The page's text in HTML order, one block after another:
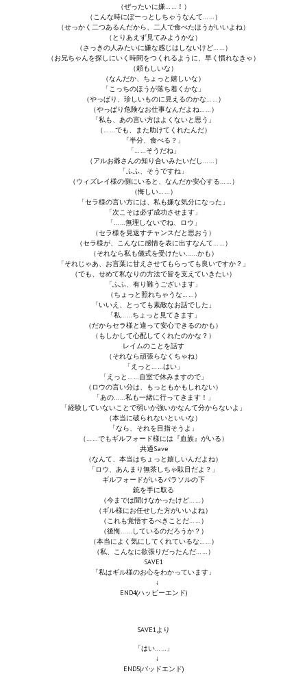
Nekopara Vol3 (Rus Version)（ぜったいに嫌……！）
（こんな時にぼーっとしちゃうなんて……）
（せっかく二つあるんだから、二人で食べたほうがいいよね）
（とりあえず見てみようかな）
（さっきの人みたいに嫌な感じはしないけど……）
（お兄ちゃんを探しにいく時間をつくれるように、早く慣れなきゃ）
（頼もしいな）
（なんだか、ちょっと嬉しいな）
「こっちのほうが落ち着くかな」
（やっぱり、珍しいものに見えるのかな……）
（やっぱり危険なお仕事なんだよね……）
「私も、あの言い方はよくないと思う」
（……でも、また助けてくれたんだ）
「半分、食べる？」
「……そうだね」
（アルお爺さんの知り合いみたいだし……）
「ふふ、そうですね」
（ウィズレイ様の側にいると、なんだか安心する……）
（悔しい……）
「セラ様の言い方には、私も嫌な気分になった」
「次こそは必ず成功させます」
「……無理しないでね、ロウ」
（セラ様を見返すチャンスだと思おう）
（セラ様が、こんなに感情を表に出すなんて……）
（それなら私も儀式を受けたい……かも）
「それじゃあ、お言葉に甘えさせてもらっても良いですか？」
（でも、せめて私なりの方法で皆を支えていきたい）
「ふふ、有り難うございます」
（ちょっと照れちゃうな……）
「いいえ、とっても素敵なお話でした」
「私……ちょっと見てきます」
（だからセラ様と違って安心できるのかも）
（もしかして心配してくれたのかな？）
レイムのことを話す
（それなら頑張らなくちゃね）
「えっと……はい」
「えっと……自室で休みますので」
（ロウの言い分は、もっともかもしれない）
「あの……私も一緒に行ってきます！」
「経験していないことで弱いか強いかなんて分からないよ」
（本当に破られないといいな）
「なら、それを目指そうよ」
（……でもギルフォード様には『血族』がいる）
共通Save
（なんて、本当はちょっと嬉しいんだよね）
「ロウ、あんまり無茶しちゃ駄目だよ？」
ギルフォードがいるパラソルの下
銃を手に取る
（今までは聞けなかったけど……）
（ギル様にお任せした方がいいよね）
（これも覚悟するべきことだ……）
（後悔……しているのだろうか？）
（本当によく気にしてくれているな……）
（私、こんなに欲張りだったんだ……）
SAVE1
「私はギル様のお心をわかっています」
↓
END4(ハッピーエンド)
SAVE1より
「はい……」
↓
END5(バッドエンド)